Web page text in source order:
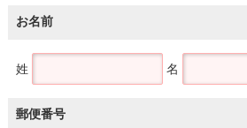
お名前
姓 名
郵便番号